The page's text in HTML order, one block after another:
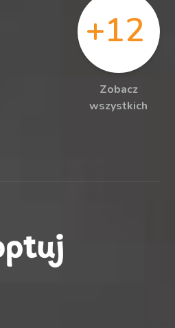
+12
Zobacz
wszystkich